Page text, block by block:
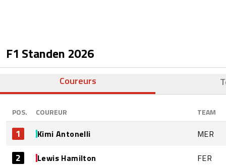
F1 Standen 2026
Coureurs
POS. COUREUR TEAM
1 Kimi Antonelli MER
2 Lewis Hamilton FER